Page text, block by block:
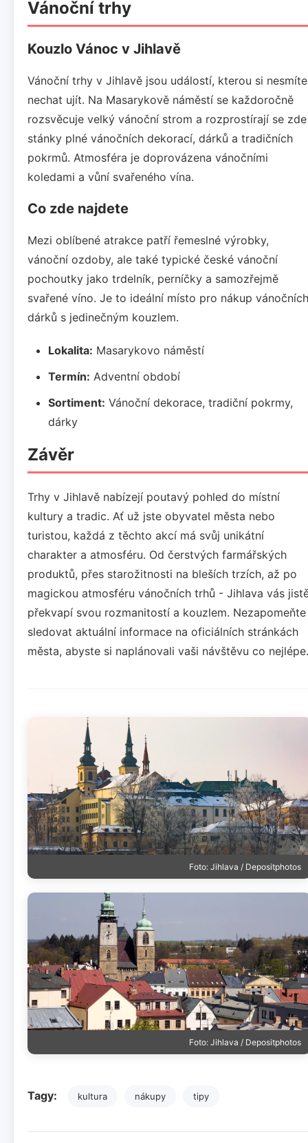
Vánoční trhy
Kouzlo Vánoc v Jihlavě
Vánoční trhy v Jihlavě jsou událostí, kterou si nesmíte
nechat ujít. Na Masarykově náměstí se každoročně
rozsvěcuje velký vánoční strom a rozprostírají se zde
stánky plné vánočních dekorací, dárků a tradičních
pokrmů. Atmosféra je doprovázena vánočními
koledami a vůní svařeného vína.
Co zde najdete
Mezi oblíbené atrakce patří řemeslné výrobky,
vánoční ozdoby, ale také typické české vánoční
pochoutky jako trdelník, perníčky a samozřejmě
svařené víno. Je to ideální místo pro nákup vánočních
dárků s jedinečným kouzlem.
Lokalita: Masarykovo náměstí
Termín: Adventní období
Sortiment: Vánoční dekorace, tradiční pokrmy,
dárky
Závěr
Trhy v Jihlavě nabízejí poutavý pohled do místní
kultury a tradic. Ať už jste obyvatel města nebo
turistou, každá z těchto akcí má svůj unikátní
charakter a atmosféru. Od čerstvých farmářských
produktů, přes starožitnosti na bleších trzích, až po
magickou atmosféru vánočních trhů - Jihlava vás
překvapí svou rozmanitostí a kouzlem. Nezapomeňte
sledovat aktuální informace na oficiálních stránkách
města, abyste si naplánovali vaši návštěvu co nejlépe.
Foto: Jihlava / Depositphotos
Foto: Jihlava / Depositphotos
Tagy: kultura nákupy tipy